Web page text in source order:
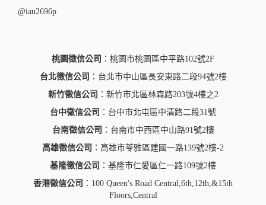
@iau2696p
桃園徵信公司 ：桃園市桃園區中平路102號2F
台北徵信公司 ：台北市中山區長安東路二段94號2樓
新竹徵信公司 ：新竹市北區林森路203號4樓之2
台中徵信公司 ：台中市北屯區中清路二段31號
台南徵信公司 ：台南市中西區中山路91號2樓
高雄徵信公司 ：高雄市苓雅區建國一路139號2樓-2
基隆徵信公司 ：基隆市仁愛區仁一路109號2樓
香港徵信公司 ：100 Queen's Road Central,6th,12th,&15th
Floors,Central